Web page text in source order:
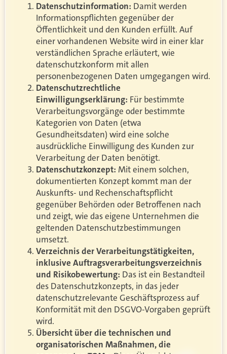
Datenschutzinformation: Damit werden
Informationspflichten gegenüber der
Öffentlichkeit und den Kunden erfüllt. Auf
einer vorhandenen Website wird in einer klar
verständlichen Sprache erläutert, wie
datenschutzkonform mit allen
personenbezogenen Daten umgegangen wird.
Datenschutzrechtliche
Einwilligungserklärung: Für bestimmte
Verarbeitungsvorgänge oder bestimmte
Kategorien von Daten (etwa
Gesundheitsdaten) wird eine solche
ausdrückliche Einwilligung des Kunden zur
Verarbeitung der Daten benötigt.
Datenschutzkonzept: Mit einem solchen,
dokumentierten Konzept kommt man der
Auskunfts- und Rechenschaftspflicht
gegenüber Behörden oder Betroffenen nach
und zeigt, wie das eigene Unternehmen die
geltenden Datenschutzbestimmungen
umsetzt.
Verzeichnis der Verarbeitungstätigkeiten,
inklusive Auftragsverarbeitungsverzeichnis
und Risikobewertung: Das ist ein Bestandteil
des Datenschutzkonzepts, in das jeder
datenschutzrelevante Geschäftsprozess auf
Konformität mit den DSGVO-Vorgaben geprüft
wird.
Übersicht über die technischen und
organisatorischen Maßnahmen, die